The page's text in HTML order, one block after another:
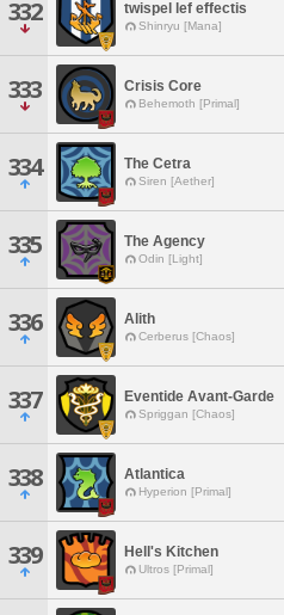
332 twispel lef effectis
Shinryu [Mana]
333 Crisis Core
Behemoth [Primal]
334 The Cetra
Siren [Aether]
335 The Agency
Odin [Light]
336 Alith
Cerberus [Chaos]
337 Eventide Avant-Garde
Spriggan [Chaos]
338 Atlantica
Hyperion [Primal]
339 Hell's Kitchen
Ultros [Primal]